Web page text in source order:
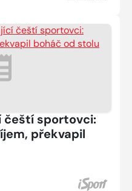
čeští sportovci:
překvapil